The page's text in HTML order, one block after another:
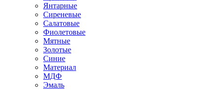
Янтарные
Сиреневые
Салатовые
Фиолетовые
Мятные
Золотые
Синие
Материал
МДФ
Эмаль